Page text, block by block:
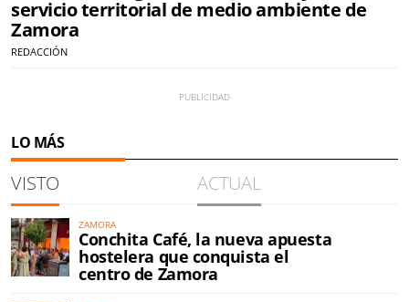
servicio territorial de medio ambiente de
Zamora
REDACCIÓN
LO MÁS
VISTO ACTUAL
ZAMORA
Conchita Café, la nueva apuesta
hostelera que conquista el
centro de Zamora